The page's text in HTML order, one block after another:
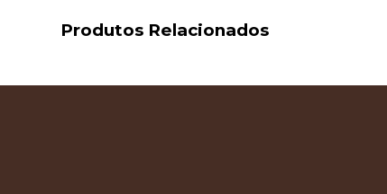
Produtos Relacionados